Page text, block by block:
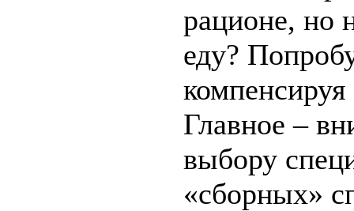
рационе, но
еду?
Главное –
выбору
«сборных»